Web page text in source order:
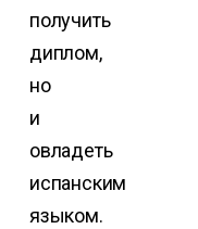
получить
диплом,
но
и
овладеть
испанским
языком.